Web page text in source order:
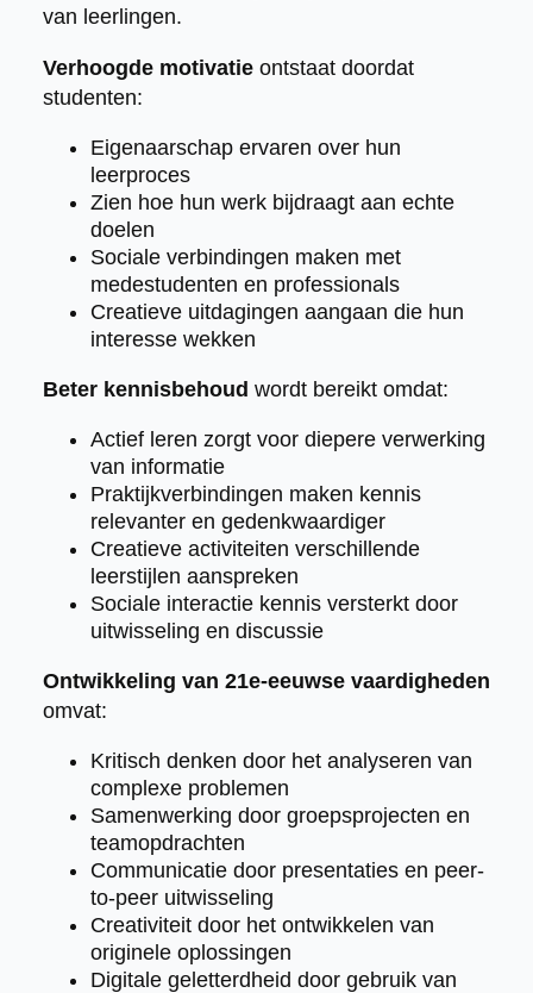
van leerlingen.
Verhoogde motivatieontstaat doordat
studenten:
Eigenaarschap ervaren over hun
leerproces
Zien hoe hun werk bijdraagt aan echte
doelen
Sociale verbindingen maken met
medestudenten en professionals
Creatieve uitdagingen aangaan die hun
interesse wekken
Beter kennisbehoud wordt bereikt omdat:
Actief leren zorgt voor diepere verwerking
van informatie
Praktijkverbindingen maken kennis
relevanter en gedenkwaardiger
Creatieve activiteiten verschillende
leerstijlen aanspreken
Sociale interactie kennis versterkt door
uitwisseling en discussie
Ontwikkeling van 21e-eeuwse vaardigheden
omvat:
Kritisch denken door het analyseren van
complexe problemen
Samenwerking door groepsprojecten en
teamopdrachten
Communicatie door presentaties en peer-
to-peer uitwisseling
Creativiteit door het ontwikkelen van
originele oplossingen
Digitale geletterdheid door gebruik van